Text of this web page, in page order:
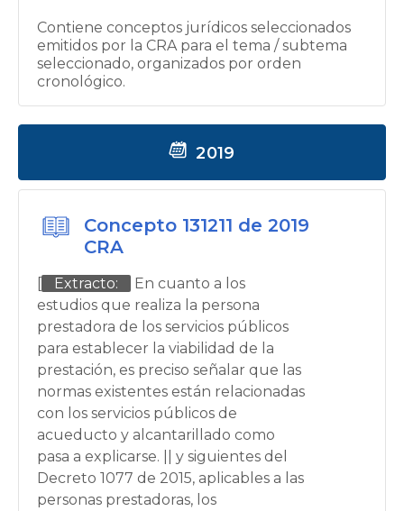
Contiene conceptos jurídicos seleccionados
emitidos por la CRA para el tema / subtema
seleccionado, organizados por orden
cronológico.
2019
Concepto 131211 de 2019
CRA
[ Extracto:
En cuanto a los
estudios que realiza la persona
prestadora de los servicios públicos
para establecer la viabilidad de la
prestación, es preciso señalar que las
normas existentes están relacionadas
con los servicios públicos de
acueducto y alcantarillado como
pasa a explicarse. || y siguientes del
Decreto 1077 de 2015, aplicables a las
personas prestadoras, los